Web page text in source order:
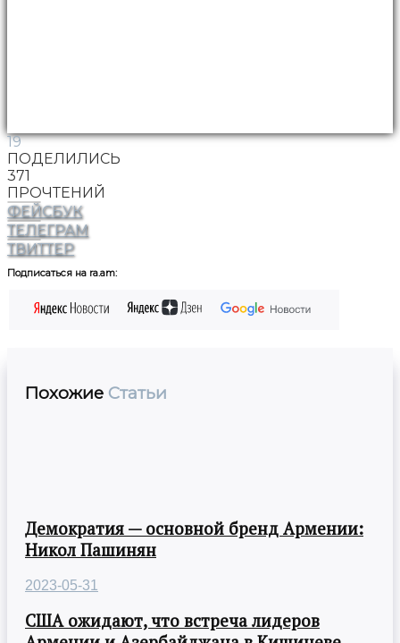
19
ПОДЕЛИЛИСЬ
371
ПРОЧТЕНИЙ
ФЕЙСБУК
ТЕЛЕГРАМ
ТВИТТЕР
Подписаться на ra.am:
Похожие Статьи
Демократия — основной бренд Армении:
Никол Пашинян
2023-05-31
США ожидают, что встреча лидеров